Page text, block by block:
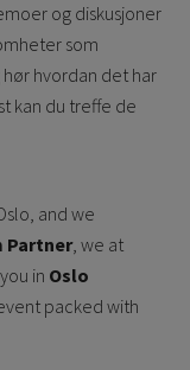
og diskusjoner
som
hvordan det har
kan du treffe de
and we
Partner, we at
in Oslo
packed with